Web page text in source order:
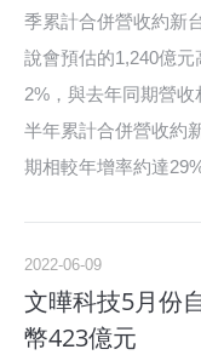
季累計合併營收約新
說會預估的1,240億
2%，與去年同期營
半年累計合併營收約
期相較年增率約達29%
2022-06-09
文曄科技5月份
幣423億元